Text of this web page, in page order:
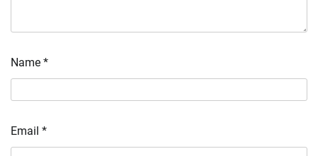
Name *
Email *